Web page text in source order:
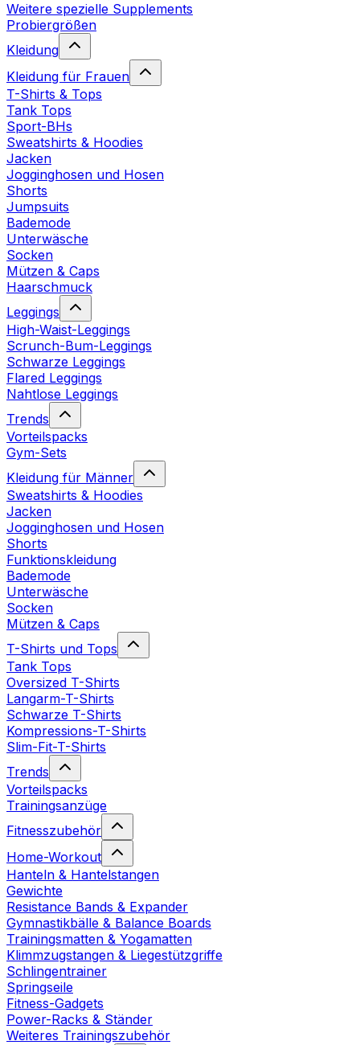
Weitere spezielle Supplements
Probiergrößen
Kleidung
Kleidung für Frauen
T-Shirts & Tops
Tank Tops
Sport-BHs
Sweatshirts & Hoodies
Jacken
Jogginghosen und Hosen
Shorts
Jumpsuits
Bademode
Unterwäsche
Socken
Mützen & Caps
Haarschmuck
Leggings
High-Waist-Leggings
Scrunch-Bum-Leggings
Schwarze Leggings
Flared Leggings
Nahtlose Leggings
Trends
Vorteilspacks
Gym-Sets
Kleidung für Männer
Sweatshirts & Hoodies
Jacken
Jogginghosen und Hosen
Shorts
Funktionskleidung
Bademode
Unterwäsche
Socken
Mützen & Caps
T-Shirts und Tops
Tank Tops
Oversized T-Shirts
Langarm-T-Shirts
Schwarze T-Shirts
Kompressions-T-Shirts
Slim-Fit-T-Shirts
Trends
Vorteilspacks
Trainingsanzüge
Fitnesszubehör
Home-Workout
Hanteln & Hantelstangen
Gewichte
Resistance Bands & Expander
Gymnastikbälle & Balance Boards
Trainingsmatten & Yogamatten
Klimmzugstangen & Liegestützgriffe
Schlingentrainer
Springseile
Fitness-Gadgets
Power-Racks & Ständer
Weiteres Trainingszubehör